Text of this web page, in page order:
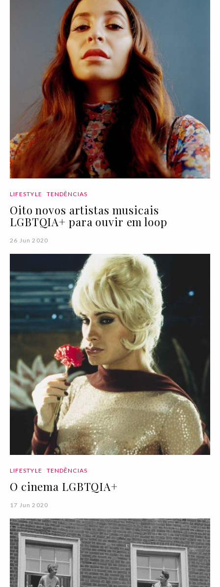
LIFESTYLE TENDÊNCIAS
Oito novos artistas musicais
LGBTQIA+ para ouvir em loop
26 Jun 2020
LIFESTYLE TENDÊNCIAS
O cinema LGBTQIA+
17 Jun 2020